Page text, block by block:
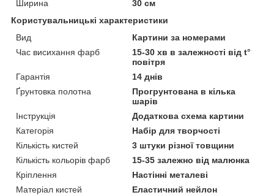
Ширина
30 см
Користувальницькі характеристики
Вид
Картини за номерами
Час висихання фарб
15-30 хв в залежності від t°
повітря
Гарантія
14 днів
Ґрунтовка полотна
Прогрунтована в кілька
шарів
Інструкція
Додаткова схема картини
Категорія
Набір для творчості
Кількість кистей
3 штуки різної товщини
Кількість кольорів фарб
15-35 залежно від малюнка
Кріплення
Настінні металеві
Матеріал кистей
Еластичний нейлон